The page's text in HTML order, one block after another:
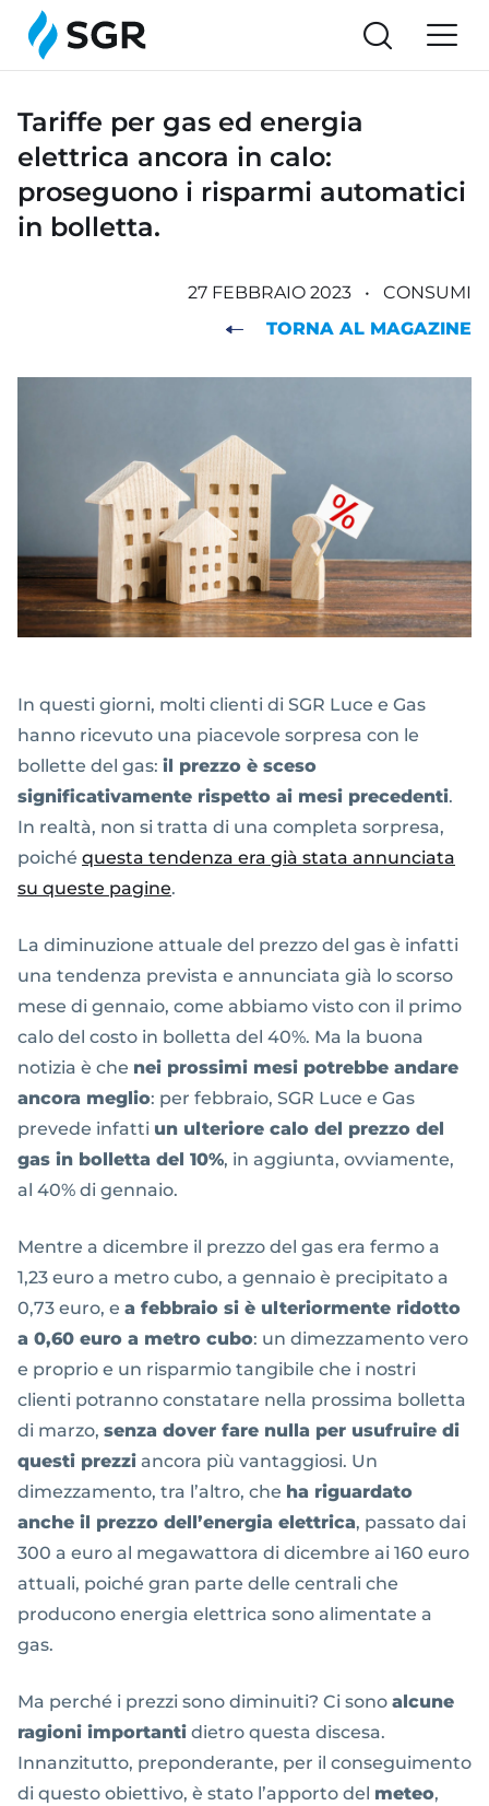
Tariffe per gas ed energia
elettrica ancora in calo:
proseguono i risparmi automatici
in bolletta.
27 FEBBRAIO 2023 •
CONSUMI
TORNA AL MAGAZINE
In questi giorni, molti clienti di SGR Luce e Gas
hanno ricevuto una piacevole sorpresa con le
bollette del gas: il prezzo è sceso
significativamente rispetto ai mesi precedenti.
In realtà, non si tratta di una completa sorpresa,
poiché questa tendenza era già stata annunciata
su queste pagine.
La diminuzione attuale del prezzo del gas è infatti
una tendenza prevista e annunciata già lo scorso
mese di gennaio, come abbiamo visto con il primo
calo del costo in bolletta del 40%. Ma la buona
notizia è che nei prossimi mesi potrebbe andare
ancora meglio: per febbraio, SGR Luce e Gas
prevede infatti un ulteriore calo del prezzo del
gas in bolletta del 10%, in aggiunta, ovviamente,
al 40% di gennaio.
Mentre a dicembre il prezzo del gas era fermo a
1,23 euro a metro cubo, a gennaio è precipitato a
0,73 euro, e a febbraio si è ulteriormente ridotto
a 0,60 euro a metro cubo: un dimezzamento vero
e proprio e un risparmio tangibile che i nostri
clienti potranno constatare nella prossima bolletta
di marzo, senza dover fare nulla per usufruire di
questi prezzi ancora più vantaggiosi. Un
dimezzamento, tra l’altro, che ha riguardato
anche il prezzo dell’energia elettrica, passato dai
300 a euro al megawattora di dicembre ai 160 euro
attuali, poiché gran parte delle centrali che
producono energia elettrica sono alimentate a
gas.
Ma perché i prezzi sono diminuiti? Ci sono alcune
ragioni importanti dietro questa discesa.
Innanzitutto, preponderante, per il conseguimento
di questo obiettivo, è stato l’apporto del meteo,